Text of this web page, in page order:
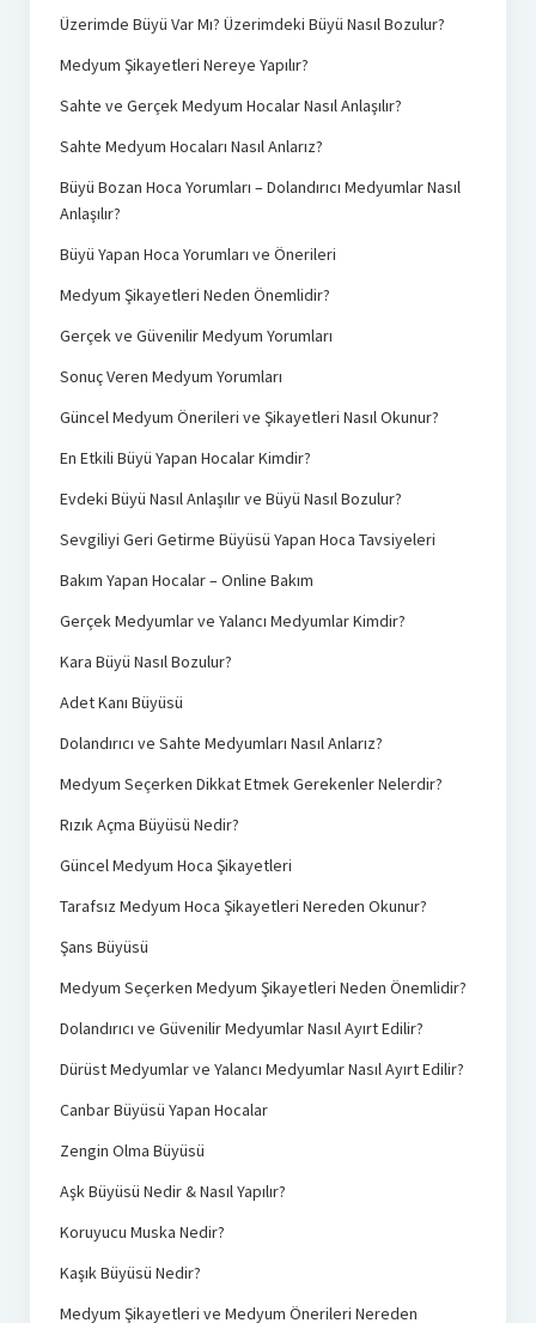
Üzerimde Büyü Var Mı? Üzerimdeki Büyü Nasıl Bozulur?
Medyum Şikayetleri Nereye Yapılır?
Sahte ve Gerçek Medyum Hocalar Nasıl Anlaşılır?
Sahte Medyum Hocaları Nasıl Anlarız?
Büyü Bozan Hoca Yorumları – Dolandırıcı Medyumlar Nasıl
Anlaşılır?
Büyü Yapan Hoca Yorumları ve Önerileri
Medyum Şikayetleri Neden Önemlidir?
Gerçek ve Güvenilir Medyum Yorumları
Sonuç Veren Medyum Yorumları
Güncel Medyum Önerileri ve Şikayetleri Nasıl Okunur?
En Etkili Büyü Yapan Hocalar Kimdir?
Evdeki Büyü Nasıl Anlaşılır ve Büyü Nasıl Bozulur?
Sevgiliyi Geri Getirme Büyüsü Yapan Hoca Tavsiyeleri
Bakım Yapan Hocalar – Online Bakım
Gerçek Medyumlar ve Yalancı Medyumlar Kimdir?
Kara Büyü Nasıl Bozulur?
Adet Kanı Büyüsü
Dolandırıcı ve Sahte Medyumları Nasıl Anlarız?
Medyum Seçerken Dikkat Etmek Gerekenler Nelerdir?
Rızık Açma Büyüsü Nedir?
Güncel Medyum Hoca Şikayetleri
Tarafsız Medyum Hoca Şikayetleri Nereden Okunur?
Şans Büyüsü
Medyum Seçerken Medyum Şikayetleri Neden Önemlidir?
Dolandırıcı ve Güvenilir Medyumlar Nasıl Ayırt Edilir?
Dürüst Medyumlar ve Yalancı Medyumlar Nasıl Ayırt Edilir?
Canbar Büyüsü Yapan Hocalar
Zengin Olma Büyüsü
Aşk Büyüsü Nedir & Nasıl Yapılır?
Koruyucu Muska Nedir?
Kaşık Büyüsü Nedir?
Medyum Şikayetleri ve Medyum Önerileri Nereden